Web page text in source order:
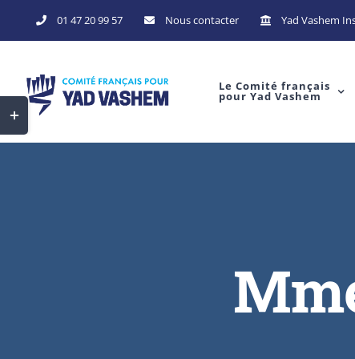
to
01 47 20 99 57 Nous contacter Yad Vashem
Le Comité français
pour Yad Vashem
Toggle
Sliding